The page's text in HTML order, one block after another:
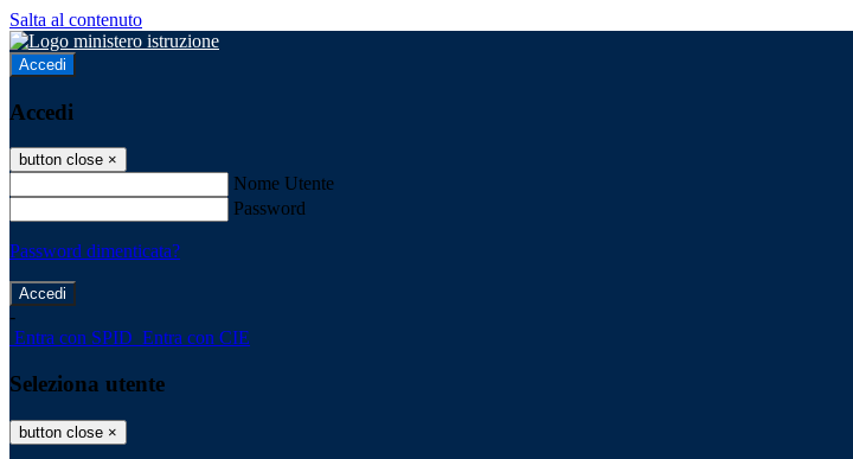
Salta al contenuto
Accedi
Accedi
button close ×
Nome Utente
Password
Password dimenticata?
-
Entra con SPID Entra con CIE
Seleziona utente
button close ×